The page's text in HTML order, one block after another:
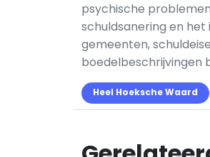
psychische
schuldsanering en
gemeenten,
boedelbeschrijvingen
Heel Hoeksche Waard